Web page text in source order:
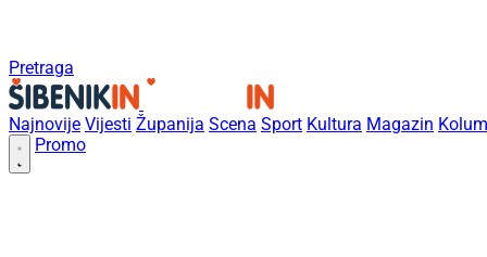
Pretraga
Najnovije Vijesti Županija Scena Sport Kultura Magazin
Promo